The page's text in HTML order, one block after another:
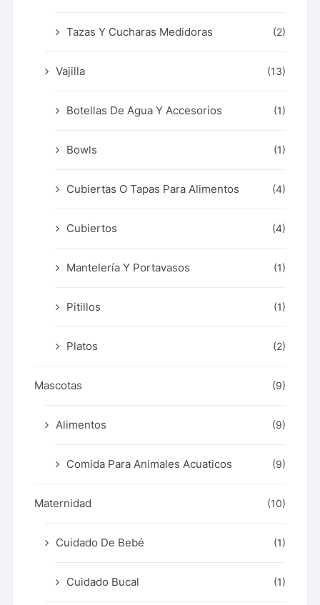
Tazas Y Cucharas Medidoras (2)
Vajilla (13)
Botellas De Agua Y Accesorios (1)
Bowls (1)
Cubiertas O Tapas Para Alimentos (4)
Cubiertos (4)
Mantelería Y Portavasos (1)
Pitillos (1)
Platos (2)
Mascotas (9)
Alimentos (9)
Comida Para Animales Acuaticos (9)
Maternidad (10)
Cuidado De Bebé (1)
Cuidado Bucal (1)